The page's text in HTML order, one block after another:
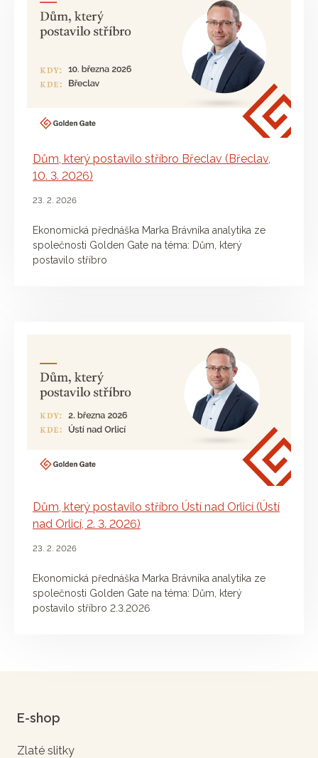
Dům, který postavilo stříbro Břeclav (Břeclav,
10. 3. 2026)
23. 2. 2026
Ekonomická přednáška Marka Brávníka analytika ze
společnosti Golden Gate na téma: Dům, který
postavilo stříbro
Dům, který postavilo stříbro Ústí nad Orlicí (Ústí
nad Orlicí, 2. 3. 2026)
23. 2. 2026
Ekonomická přednáška Marka Brávníka analytika ze
společnosti Golden Gate na téma: Dům, který
postavilo stříbro 2.3.2026
E-shop
Zlaté slitky